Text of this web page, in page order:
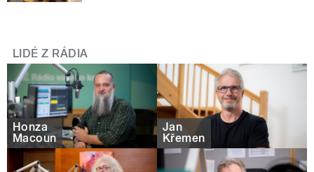
LIDÉ Z RÁDIA
Honza
Macoun
Jan
Křemen